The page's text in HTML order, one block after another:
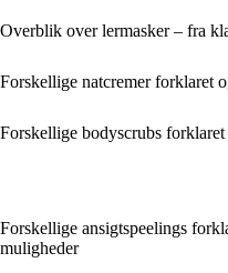
Overblik over lermasker – fra
Forskellige natcremer forklaret
Forskellige bodyscrubs
Forskellige ansigtspeelings
muligheder